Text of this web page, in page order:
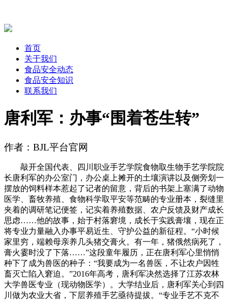
首页
关于我们
食品安全动态
食品安全知识
联系我们
唐利军：办事“围着苍生转”
作者：BJL平台官网
敲开全国代表、四川职业手艺学院食物取生物手艺学院院
长唐利军的办公室门，办公桌上摊开的土壤演讲以及侧旁划一
摆放的饲料样本惹起了记者的留意，背后的书架上塞满了动物
医学、畜牧养殖、食物科学取平安等范畴的专业册本，裂缝里
夹着的调研笔记便签，记实着养殖数据、农户反馈及财产成长
思虑……他的故事，始于村落窘境，成长于实践膏壤，现在正
将专业力量融入办事平易近生、守护公益的新征程。“小时候
家里穷，端赖母亲养几头猪交膏火。有一年，猪俄然病死了，
膏火霎时没了下落……”这段童年履历，正在唐利军心里悄悄
种下了成为兽医的种子：“我要成为一名兽医，不让农户因牲
畜灭亡陷入窘迫。”2016年高考，唐利军决然选择了江苏农林
大学兽医专业（现动物医学）。大学结业后，唐利军关心到四
川做为农业大省，下层养殖手艺亟待提拔。“专业手艺不克不